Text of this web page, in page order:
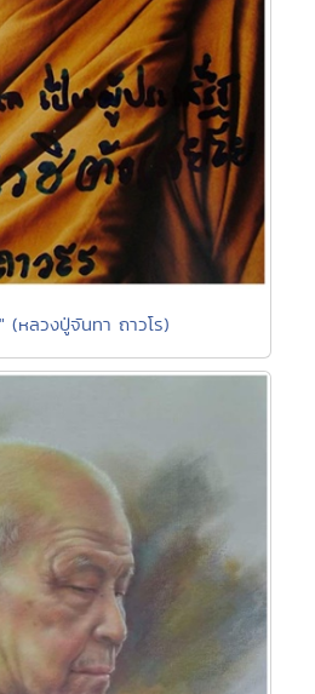
(หลวงปู่จันทา ถาวโร)